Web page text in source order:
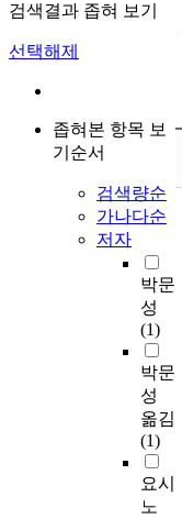
검색결과 좁혀 보기
선택해제
좁혀본 항목 보
기순서
검색량순
가나다순
저자
박문
성
(1)
박문
성
옮김
(1)
요시
노